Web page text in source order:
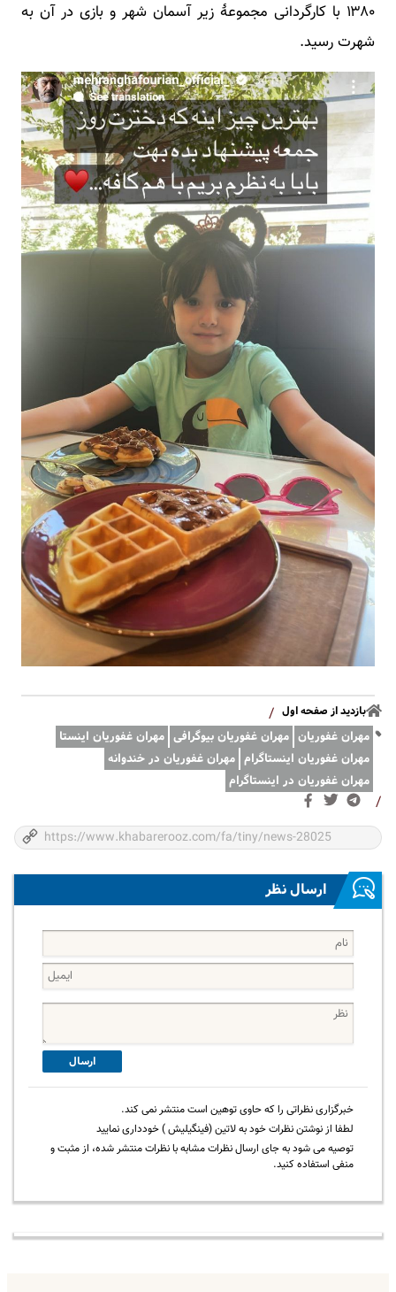
۱۳۸۰ با کارگردانی مجموعهٔ زیر آسمان شهر و بازی در آن به
شهرت رسید.
بازدید از صفحه اول /
مهران غفوریان مهران غفوریان بیوگرافی مهران غفوریان اینستا
مهران غفوریان اینستاگرام مهران غفوریان در خندوانه
مهران غفوریان در اینستاگرام
/
ارسال نظر
ارسال
خبرگزاری نظراتی را که حاوی توهین است منتشر نمی کند.
لطفا از نوشتن نظرات خود به لاتین (فینگیلیش ) خودداری نمایید
توصیه می شود به جای ارسال نظرات مشابه با نظرات منتشر شده، از مثبت و
منفی استفاده کنید.